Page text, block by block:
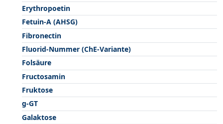
Erythropoetin
Fetuin-A (AHSG)
Fibronectin
Fluorid-Nummer (ChE-Variante)
Folsäure
Fructosamin
Fruktose
g-GT
Galaktose